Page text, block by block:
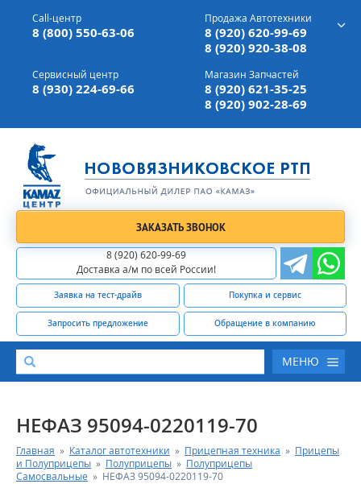
г. Вязники,ул. Механизаторов, д 90
Доставка а/м,по всей России
Call-центр
8 (800) 550-63-06
Продажа Автотехники
8 (920) 620-99-69
8 (920) 920-38-08
Сервисный центр
8 (930) 224-69-66
Магазин Запчастей
8 (920) 621-35-25
8 (920) 902-28-69
ЗАКАЗАТЬ ЗВОНОК
8 (920) 620-99-69
Доставка а/м по всей России!
Заявка на тест-драйв Покупка и сервис
Запросить предложение Обращение в компанию
МЕНЮ
КАТАЛОГ АВТОТЕХНИКИ
НЕФАЗ 95094-0220119-70
Главная » Каталог автотехники » Прицепная техника » Прицепы
и Полуприцепы » Полуприцепы » Полуприцепы
Самосвальные » НЕФАЗ 95094-0220119-70